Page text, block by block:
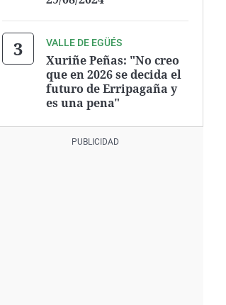
VALLE DE EGÜÉS
Xuriñe Peñas: "No creo
que en 2026 se decida el
futuro de Erripagaña y
es una pena"